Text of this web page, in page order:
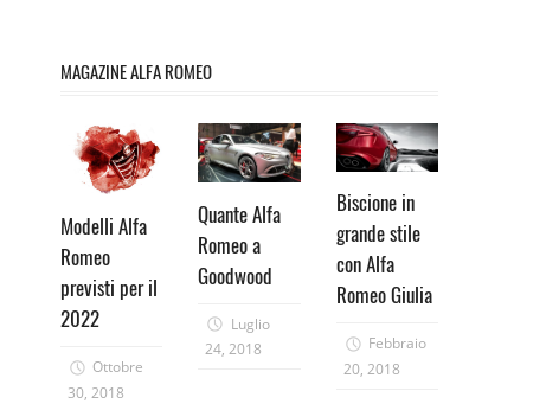
MAGAZINE ALFA ROMEO
Modelli Alfa
Romeo
previsti per il
2022
Ottobre
30, 2018
Quante Alfa
Romeo a
Goodwood
Luglio
24, 2018
Biscione in
grande stile
con Alfa
Romeo Giulia
Febbraio
20, 2018